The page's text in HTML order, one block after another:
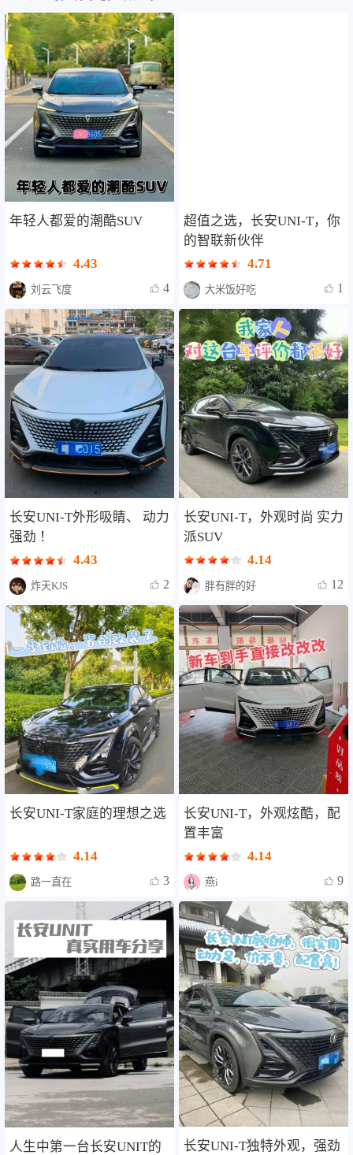
年轻人都爱的潮酷SUV
4.43
刘云飞度 4
长安UNI-T外形吸睛、 动力
强劲 ！
4.43
炸天KJS 2
长安UNI-T家庭的理想之选
4.14
路一直在 3
人生中第一台长安UNIT的
超值之选，长安UNI-T，你
的智联新伙伴
4.71
大米饭好吃 1
长安UNI-T，外观时尚 实力
派SUV
4.14
胖有胖的好 12
长安UNI-T，外观炫酷，配
置丰富
4.14
燕i 9
长安UNI-T独特外观，强劲